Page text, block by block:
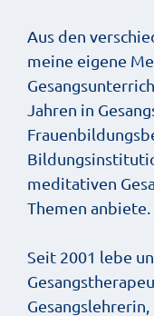
Aus den
meine eigene
Jahren in
meditativen
Themen anbiete.
Seit 2001 lebe